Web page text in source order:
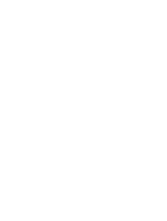
orang-orang
menjawab:
menegaskan
mentadbirkan
menciptanya;
boleh
rancangan